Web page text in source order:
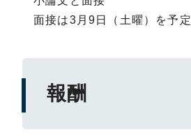
面接は3月9日（土曜）を予定
報酬